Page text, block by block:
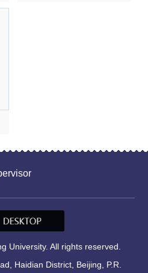
University. All rights reserved.
Haidian District, Beijing, P.R.